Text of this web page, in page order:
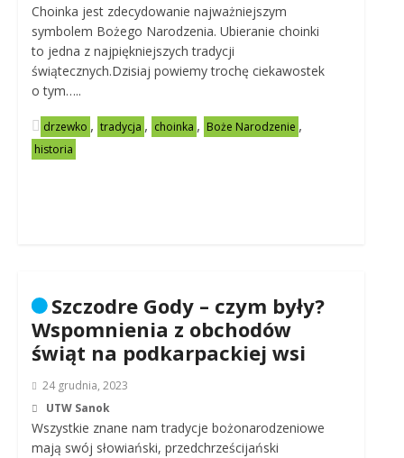
Choinka jest zdecydowanie najważniejszym
symbolem Bożego Narodzenia. Ubieranie choinki
to jedna z najpiękniejszych tradycji
świątecznych.Dzisiaj powiemy trochę ciekawostek
o tym…..
drzewko , tradycja , choinka , Boże Narodzenie ,
historia
Szczodre Gody – czym były?
Wspomnienia z obchodów
świąt na podkarpackiej wsi
24 grudnia, 2023
UTW Sanok
Wszystkie znane nam tradycje bożonarodzeniowe
mają swój słowiański, przedchrześcijański